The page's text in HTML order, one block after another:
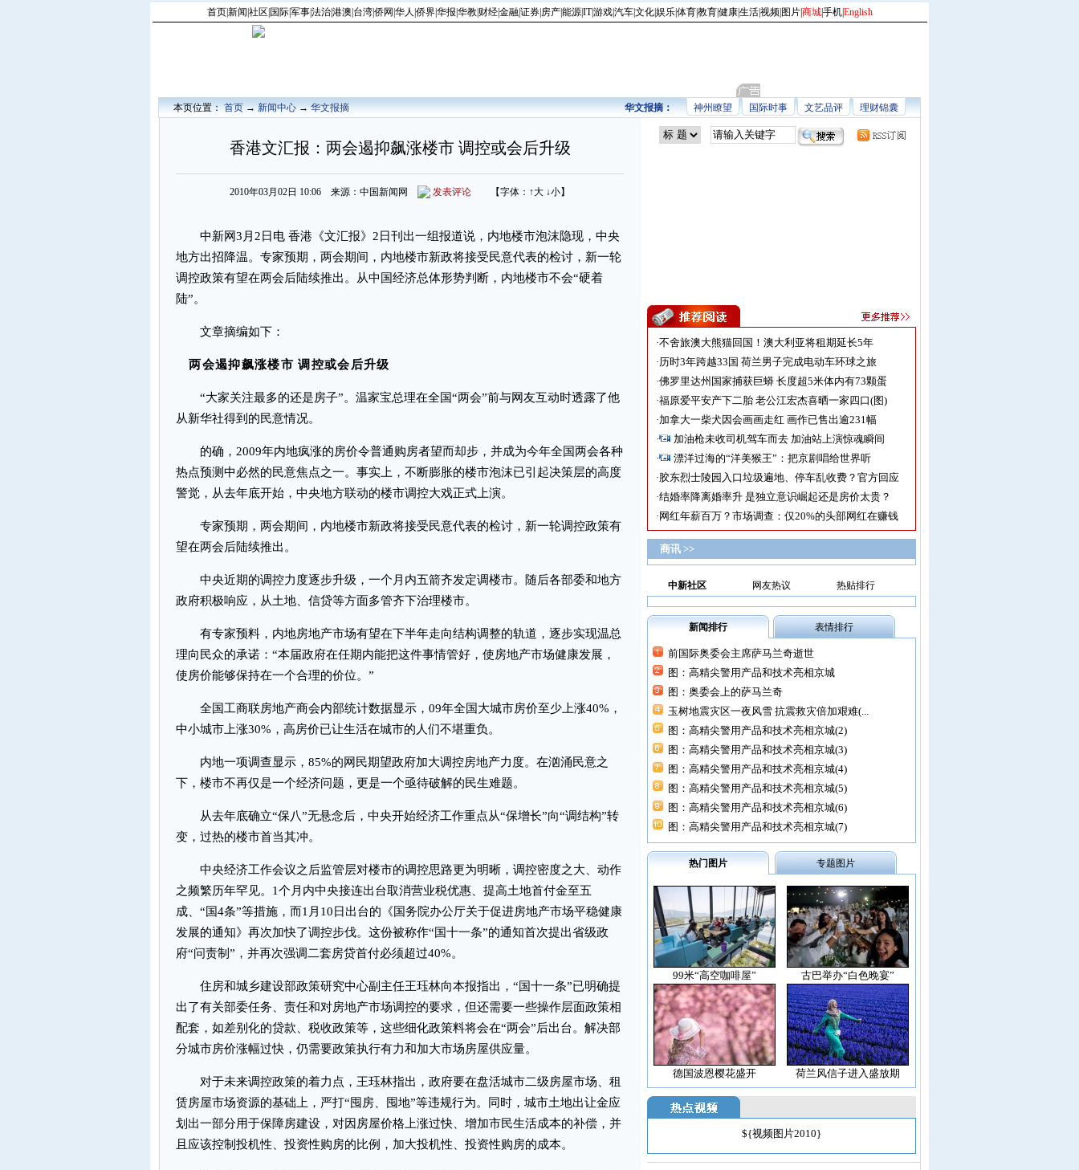
首页|新闻 社区 国际|军事|法治|港澳 台湾|侨网 华人 侨界|华报 华教| 财经|金融|证券| 房产|能源|IT|游戏|汽车|文化|娱乐|体育|教育|健康|生活|视频| 图片|商城|手机|English
本页位置：首页→新闻中心→华文报摘 理财锦囊
文艺品评
国际时事
神州瞭望
华文报摘：
香港文汇报：两会遏抑飙涨楼市 调控或会后升级
2010年03月02日 10:06 来源：中国新闻网 发表评论 【字体： ↑大 ↓小】
中新网3月2日电 香港《文汇报》2日刊出一组报道说，内地楼市泡沫隐现，中央
地方出招降温。专家预期，两会期间，内地楼市新政将接受民意代表的检讨，新一轮
调控政策有望在两会后陆续推出。从中国经济总体形势判断，内地楼市不会“硬着
陆”。
文章摘编如下：
两会遏抑飙涨楼市 调控或会后升级
“大家关注最多的还是房子”。温家宝总理在全国“两会”前与网友互动时透露了他
从新华社得到的民意情况。
的确，2009年内地疯涨的房价令普通购房者望而却步，并成为今年全国两会各种
热点预测中必然的民意焦点之一。事实上，不断膨胀的楼市泡沫已引起决策层的高度
警觉，从去年底开始，中央地方联动的楼市调控大戏正式上演。
专家预期，两会期间，内地楼市新政将接受民意代表的检讨，新一轮调控政策有
望在两会后陆续推出。
中央近期的调控力度逐步升级，一个月内五箭齐发定调楼市。随后各部委和地方
政府积极响应，从土地、信贷等方面多管齐下治理楼市。
有专家预料，内地房地产市场有望在下半年走向结构调整的轨道，逐步实现温总
理向民众的承诺：“本届政府在任期内能把这件事情管好，使房地产市场健康发展，
使房价能够保持在一个合理的价位。”
全国工商联房地产商会内部统计数据显示，09年全国大城市房价至少上涨40%，
中小城市上涨30%，高房价已让生活在城市的人们不堪重负。
内地一项调查显示，85%的网民期望政府加大调控房地产力度。在汹涌民意之
下，楼市不再仅是一个经济问题，更是一个亟待破解的民生难题。
从去年底确立“保八”无悬念后，中央开始经济工作重点从“保增长”向“调结构”转
变，过热的楼市首当其冲。
中央经济工作会议之后监管层对楼市的调控思路更为明晰，调控密度之大、动作
之频繁历年罕见。1个月内中央接连出台取消营业税优惠、提高土地首付金至五
成、“国4条”等措施，而1月10日出台的《国务院办公厅关于促进房地产市场平稳健康
发展的通知》再次加快了调控步伐。这份被称作“国十一条”的通知首次提出省级政
府“问责制”，并再次强调二套房贷首付必须超过40%。
住房和城乡建设部政策研究中心副主任王珏林向本报指出，“国十一条”已明确提
出了有关部委任务、责任和对房地产市场调控的要求，但还需要一些操作层面政策相
配套，如差别化的贷款、税收政策等，这些细化政策料将会在“两会”后出台。解决部
分城市房价涨幅过快，仍需要政策执行有力和加大市场房屋供应量。
对于未来调控政策的着力点，王珏林指出，政府要在盘活城市二级房屋市场、租
赁房屋市场资源的基础上，严打“囤房、囤地”等违规行为。同时，城市土地出让金应
划出一部分用于保障房建设，对因房屋价格上涨过快、增加市民生活成本的补偿，并
且应该控制投机性、投资性购房的比例，加大投机性、投资性购房的成本。
·不舍旅澳大熊猫回国！澳大利亚将租期延长5年
·历时3年跨越33国 荷兰男子完成电动车环球之旅
·佛罗里达州国家捕获巨蟒 长度超5米体内有73颗蛋
·福原爱平安产下二胎 老公江宏杰喜晒一家四口(图)
·加拿大一柴犬因会画画走红 画作已售出逾231幅
·
加油枪未收司机驾车而去 加油站上演惊魂瞬间
·
漂洋过海的“洋美猴王”：把京剧唱给世界听
·胶东烈士陵园入口垃圾遍地、停车乱收费？官方回应
·结婚率降离婚率升 是独立意识崛起还是房价太贵？
· 网红年薪百万？市场调查：仅20%的头部网红在赚钱
商讯 >>
中新社区 网友热议 热贴排行
新闻排行 表情排行
前国际奥委会主席萨马兰奇逝世
图：高精尖警用产品和技术亮相京城
图：奥委会上的萨马兰奇
玉树地震灾区一夜风雪 抗震救灾倍加艰难(...
图：高精尖警用产品和技术亮相京城(2)
图：高精尖警用产品和技术亮相京城(3)
图：高精尖警用产品和技术亮相京城(4)
图：高精尖警用产品和技术亮相京城(5)
图：高精尖警用产品和技术亮相京城(6)
图：高精尖警用产品和技术亮相京城(7)
热门图片 专题图片
99米“高空咖啡屋” 古巴举办“白色晚宴”
德国波恩樱花盛开 荷兰风信子进入盛放期
${视频图片2010}